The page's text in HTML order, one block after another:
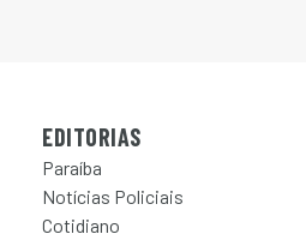
EDITORIAS
Paraíba
Notícias Policiais
Cotidiano